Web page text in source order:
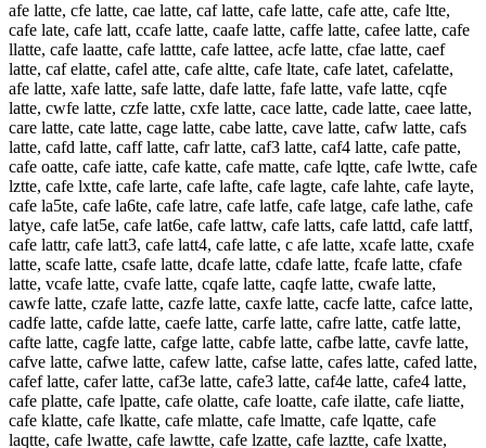
afe latte, cfe latte, cae latte, caf latte, cafe latte, cafe atte, cafe ltte,
cafe late, cafe latt, ccafe latte, caafe latte, caffe latte, cafee latte, cafe
llatte, cafe laatte, cafe lattte, cafe lattee, acfe latte, cfae latte, caef
latte, caf elatte, cafel atte, cafe altte, cafe ltate, cafe latet, cafelatte,
afe latte, xafe latte, safe latte, dafe latte, fafe latte, vafe latte, cqfe
latte, cwfe latte, czfe latte, cxfe latte, cace latte, cade latte, caee latte,
care latte, cate latte, cage latte, cabe latte, cave latte, cafw latte, cafs
latte, cafd latte, caff latte, cafr latte, caf3 latte, caf4 latte, cafe patte,
cafe oatte, cafe iatte, cafe katte, cafe matte, cafe lqtte, cafe lwtte, cafe
lztte, cafe lxtte, cafe larte, cafe lafte, cafe lagte, cafe lahte, cafe layte,
cafe la5te, cafe la6te, cafe latre, cafe latfe, cafe latge, cafe lathe, cafe
latye, cafe lat5e, cafe lat6e, cafe lattw, cafe latts, cafe lattd, cafe lattf,
cafe lattr, cafe latt3, cafe latt4, cafe latte, c afe latte, xcafe latte, cxafe
latte, scafe latte, csafe latte, dcafe latte, cdafe latte, fcafe latte, cfafe
latte, vcafe latte, cvafe latte, cqafe latte, caqfe latte, cwafe latte,
cawfe latte, czafe latte, cazfe latte, caxfe latte, cacfe latte, cafce latte,
cadfe latte, cafde latte, caefe latte, carfe latte, cafre latte, catfe latte,
cafte latte, cagfe latte, cafge latte, cabfe latte, cafbe latte, cavfe latte,
cafve latte, cafwe latte, cafew latte, cafse latte, cafes latte, cafed latte,
cafef latte, cafer latte, caf3e latte, cafe3 latte, caf4e latte, cafe4 latte,
cafe platte, cafe lpatte, cafe olatte, cafe loatte, cafe ilatte, cafe liatte,
cafe klatte, cafe lkatte, cafe mlatte, cafe lmatte, cafe lqatte, cafe
laqtte, cafe lwatte, cafe lawtte, cafe lzatte, cafe laztte, cafe lxatte,